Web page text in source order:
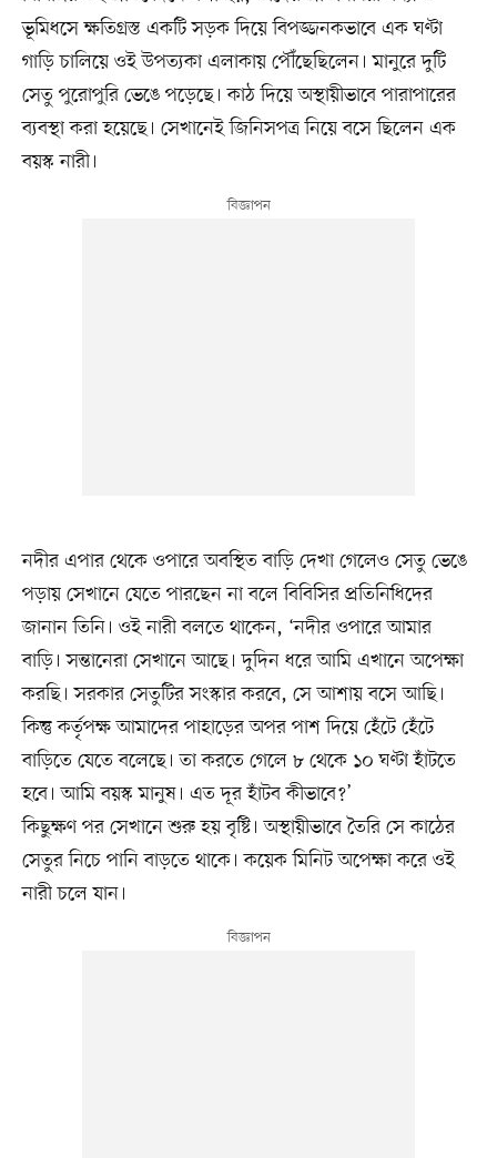
ভূমিধসে ক্ষতিগ্রস্ত একটি সড়ক দিয়ে বিপজ্জনকভাবে এক ঘণ্টা
গাড়ি চালিয়ে ওই উপত্যকা এলাকায় পৌঁছেছিলেন। মানুরে দুটি
সেতু পুরোপুরি ভেঙে পড়েছে। কাঠ দিয়ে অস্থায়ীভাবে পারাপারের
ব্যবস্থা করা হয়েছে। সেখানেই জিনিসপত্র নিয়ে বসে ছিলেন এক
বয়স্ক নারী।
নদীর এপার থেকে ওপারে অবস্থিত বাড়ি দেখা গেলেও সেতু ভেঙে
পড়ায় সেখানে যেতে পারছেন না বলে বিবিসির প্রতিনিধিদের
জানান তিনি। ওই নারী বলতে থাকেন, ‘নদীর ওপারে আমার
বাড়ি। সন্তানেরা সেখানে আছে। দুদিন ধরে আমি এখানে অপেক্ষা
করছি। সরকার সেতুটির সংস্কার করবে, সে আশায় বসে আছি।
কিন্তু কর্তৃপক্ষ আমাদের পাহাড়ের অপর পাশ দিয়ে হেঁটে হেঁটে
বাড়িতে যেতে বলেছে। তা করতে গেলে ৮ থেকে ১০ ঘণ্টা হাঁটতে
হবে। আমি বয়স্ক মানুষ। এত দূর হাঁটব কীভাবে?’
কিছুক্ষণ পর সেখানে শুরু হয় বৃষ্টি। অস্থায়ীভাবে তৈরি সে কাঠের
সেতুর নিচে পানি বাড়তে থাকে। কয়েক মিনিট অপেক্ষা করে ওই
নারী চলে যান।